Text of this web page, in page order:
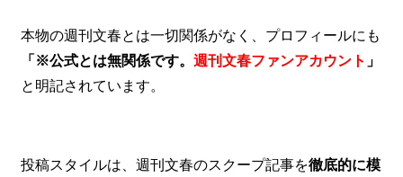
本物の週刊文春とは一切関係がなく、プロフィールにも
「※公式とは無関係です。 週刊文春ファンアカウント 」
と明記されています。
投稿スタイルは、週刊文春のスクープ記事を徹底的に模